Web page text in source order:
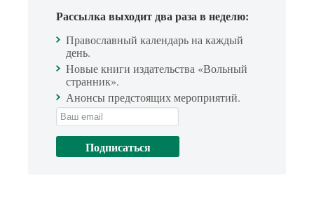
Рассылка выходит два раза в неделю:
Православный календарь на каждый
день.
Новые книги издательства «Вольный
странник».
Анонсы предстоящих мероприятий.